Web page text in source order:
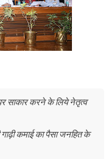
साकार करने के लिये नेतृत्व
कमाई का पैसा जनहित के